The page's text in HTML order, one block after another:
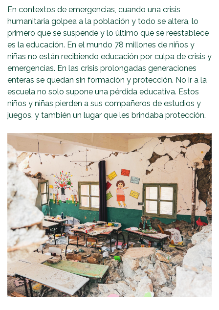
En contextos de emergencias, cuando una crisis
humanitaria golpea a la población y todo se altera, lo
primero que se suspende y lo último que se reestablece
es la educación. En el mundo 78 millones de niños y
niñas no están recibiendo educación por culpa de crisis y
emergencias. En las crisis prolongadas generaciones
enteras se quedan sin formación y protección. No ir a la
escuela no solo supone una pérdida educativa. Estos
niños y niñas pierden a sus compañeros de estudios y
juegos, y también un lugar que les brindaba protección.